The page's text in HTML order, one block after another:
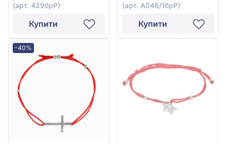
(арт. 429брР)
Купити
(арт. А046/1брР)
Купити
-40%